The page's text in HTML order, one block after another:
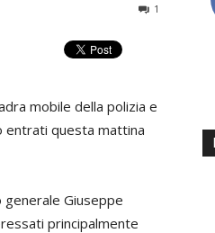
1
mobile della polizia e
entrati questa mattina
Giuseppe
principalmente